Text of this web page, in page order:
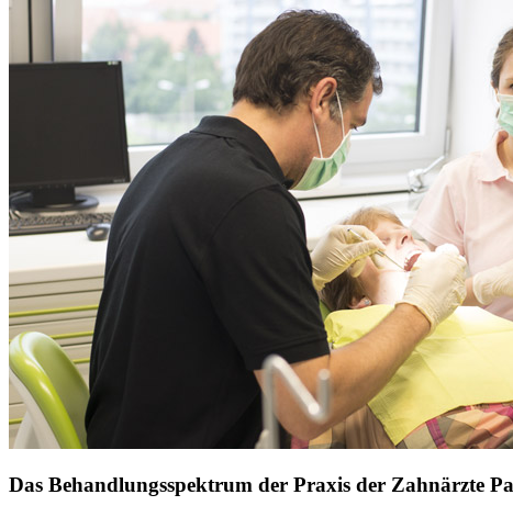
Das Behandlungsspektrum der Praxis der Zahnärzte